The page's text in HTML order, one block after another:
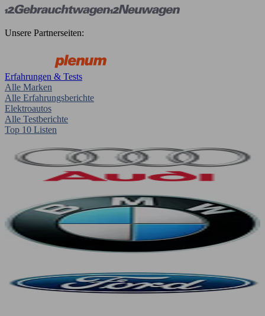
Unsere Partnerseiten:
Erfahrungen & Tests
Alle Marken
Alle Erfahrungsberichte
Elektroautos
Alle Testberichte
Top 10 Listen